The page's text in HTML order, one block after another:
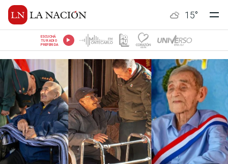
15°
ESCUCHÁ
TU RADIO
PREFERIDA